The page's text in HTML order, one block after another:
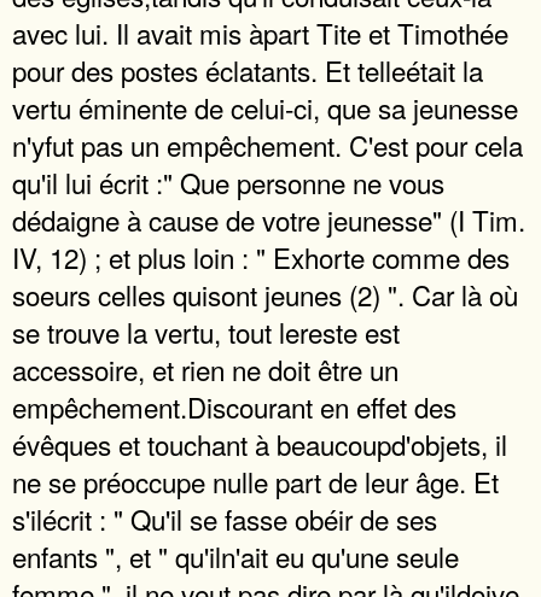
avec lui. Il avait mis àpart Tite et Timothée
pour des postes éclatants. Et telleétait la
vertu éminente de celui-ci, que sa jeunesse
n'yfut pas un empêchement. C'est pour cela
qu'il lui écrit :" Que personne ne vous
dédaigne à cause de votre jeunesse" (I Tim.
IV, 12) ; et plus loin : " Exhorte comme des
soeurs celles quisont jeunes (2) ". Car là où
se trouve la vertu, tout lereste est
accessoire, et rien ne doit être un
empêchement.Discourant en effet des
évêques et touchant à beaucoupd'objets, il
ne se préoccupe nulle part de leur âge. Et
s'ilécrit : " Qu'il se fasse obéir de ses
enfants ", et " qu'iln'ait eu qu'une seule